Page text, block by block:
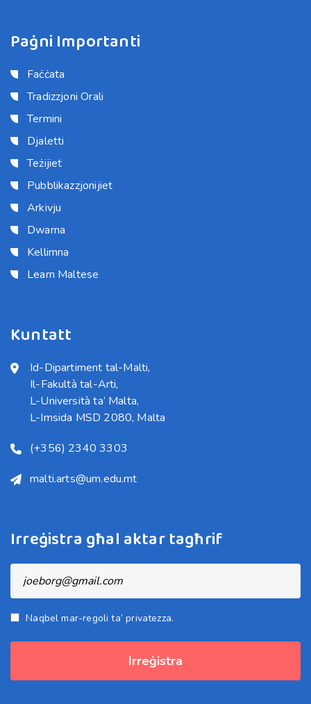
Paġni Importanti
Faċċata
Tradizzjoni Orali
Termini
Djaletti
Teżijiet
Pubblikazzjonijiet
Arkivju
Dwarna
Kellimna
Learn Maltese
Kuntatt
Id-Dipartiment tal-Malti,
Il-Fakultà tal-Arti,
L-Università ta’ Malta,
L-Imsida MSD 2080, Malta
(+356) 2340 3303
malti.arts@um.edu.mt
Irreġistra għal aktar tagħrif
Naqbel mar-regoli ta’ privatezza.